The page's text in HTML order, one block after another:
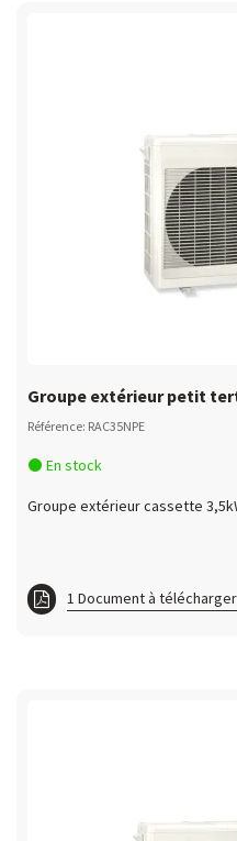
Groupe extérieur petit
Référence: RAC35NPE
En stock
Groupe extérieur cassette
1 Document à télécharger